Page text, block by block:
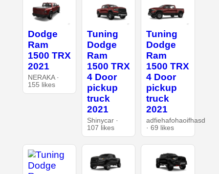
Dodge
Ram
1500 TRX
2021
NERAKA ·
155 likes
Tuning
Dodge
Ram
1500 TRX
4 Door
pickup
truck
2021
Shinycar ·
107 likes
Tuning
Dodge
Ram
1500 TRX
4 Door
pickup
truck
2021
adfiehafohaoifhasd
· 69 likes